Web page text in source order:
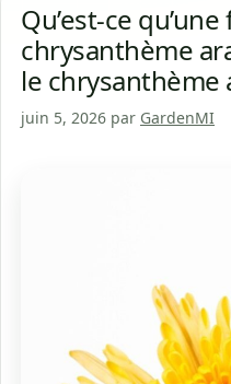
Qu’est-ce
chrysanthème
le chrysanthème
juin 5, 2026 par GardenMI